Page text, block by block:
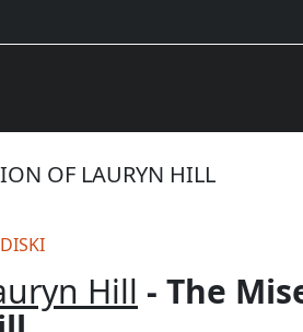
OF LAURYN HILL
Hill - The